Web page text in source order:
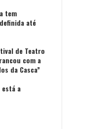
tem
até
de Teatro
com a
da Casca”
está a